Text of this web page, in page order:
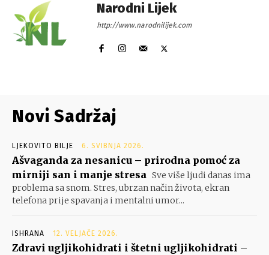
Narodni Lijek
http://www.narodnilijek.com
Novi Sadržaj
LJEKOVITO BILJE 6. SVIBNJA 2026.
Ašvaganda za nesanicu – prirodna pomoć za
mirniji san i manje stresa Sve više ljudi danas ima
problema sa snom. Stres, ubrzan način života, ekran
telefona prije spavanja i mentalni umor...
ISHRANA 12. VELJAČE 2026.
Zdravi ugljikohidrati i štetni ugljikohidrati –